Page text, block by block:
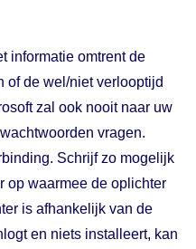
informatie omtrent de
of de wel/niet verlooptijd
zal ook nooit naar uw
vragen.
Schrijf zo mogelijk
op waarmee de oplichter
is afhankelijk van de
en niets installeert, kan